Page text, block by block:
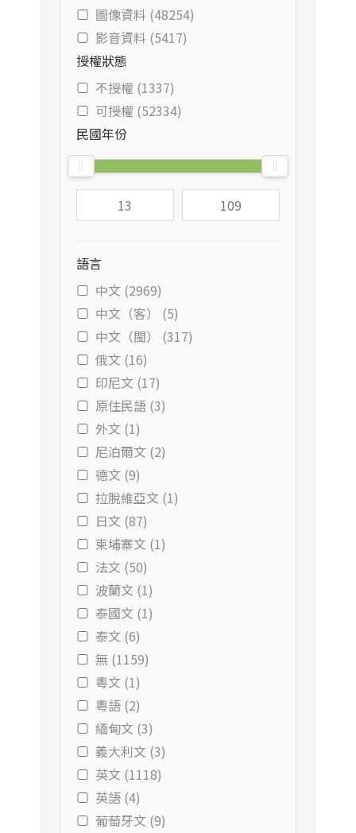
圖像資料 (48254)
影音資料 (5417)
授權狀態
不授權 (1337)
可授權 (52334)
民國年份
語言
中文 (2969)
中文（客） (5)
中文（閩） (317)
俄文 (16)
印尼文 (17)
原住民語 (3)
外文 (1)
尼泊爾文 (2)
德文 (9)
拉脫維亞文 (1)
日文 (87)
柬埔寨文 (1)
法文 (50)
波蘭文 (1)
泰國文 (1)
泰文 (6)
無 (1159)
粵文 (1)
粵語 (2)
緬甸文 (3)
義大利文 (3)
英文 (1118)
英語 (4)
葡萄牙文 (9)